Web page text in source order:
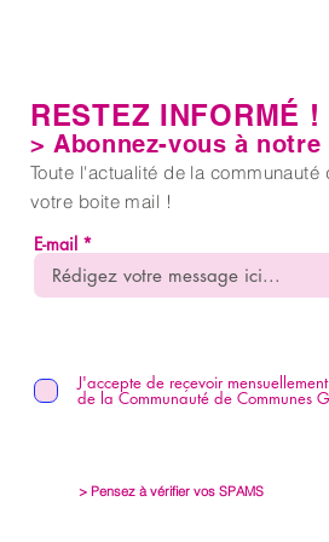
RESTEZ INFORMÉ !
> Abonnez-vous à
Toute l'actualité de la
votre boite mail !
E-mail
J'accepte de reçevoir
de la Communauté de Communes
> Pensez à vérifier vos SPAMS